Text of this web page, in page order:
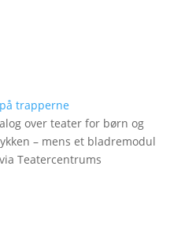
trapperne
over teater for børn og
– mens et bladremodul
Teatercentrums